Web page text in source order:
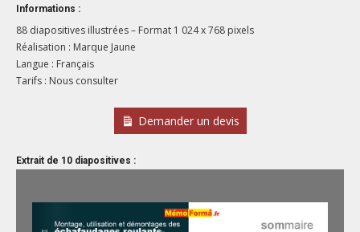
Informations :
88 diapositives illustrées – Format 1 024 x 768 pixels
Réalisation : Marque Jaune
Langue : Français
Tarifs : Nous consulter
Demander un devis
Extrait de 10 diapositives :